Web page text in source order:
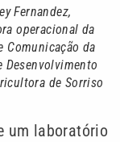
Fernandez,
operacional da
Comunicação da
Desenvolvimento
de Sorriso
um laboratório